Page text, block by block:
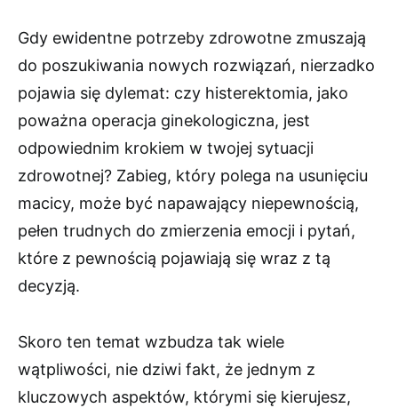
Gdy ewidentne potrzeby zdrowotne zmuszają
do poszukiwania nowych rozwiązań, nierzadko
pojawia się dylemat: czy histerektomia, jako
poważna operacja ginekologiczna, jest
odpowiednim krokiem w twojej sytuacji
zdrowotnej? Zabieg, który polega na usunięciu
macicy, może być napawający niepewnością,
pełen trudnych do zmierzenia emocji i pytań,
które z pewnością pojawiają się wraz z tą
decyzją.
Skoro ten temat wzbudza tak wiele
wątpliwości, nie dziwi fakt, że jednym z
kluczowych aspektów, którymi się kierujesz,